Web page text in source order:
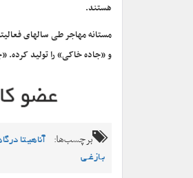
هستند.
مستانه مهاجر طی سالهای
و «جاده خاکی» را تولید کرده.
برچسب‌ها: آناهیـتا
بـازغـی